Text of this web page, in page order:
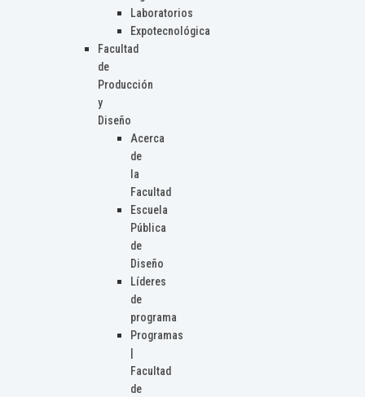
Laboratorios
Expotecnológica
Facultad
de
Producción
y
Diseño
Acerca
de
la
Facultad
Escuela
Pública
de
Diseño
Líderes
de
programa
Programas
Facultad
de